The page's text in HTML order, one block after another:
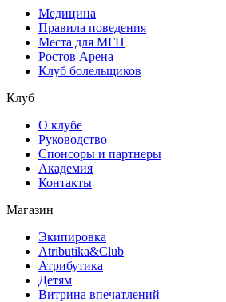
Медицина
Правила поведения
Места для МГН
Ростов Арена
Клуб болельщиков
Клуб
О клубе
Руководство
Спонсоры и партнеры
Академия
Контакты
Магазин
Экипировка
Atributika&Club
Атрибутика
Детям
Витрина впечатлений